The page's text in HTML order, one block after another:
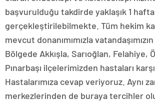
başvurulduğu takdirde yaklaşık 1
gerçekleştirilebilmekte. Tüm hekim
mevcut donanımımızla
Bölgede Akkışla, Sarıoğlan, Felahiye,
Pınarbaşı ilçelerimizden hastaları
Hastalarımıza cevap veriyoruz. Aynı
merkezlerinden de buraya tercihler